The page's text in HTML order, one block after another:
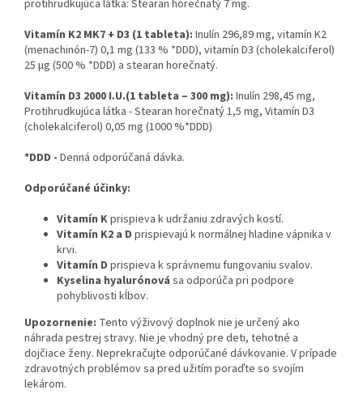
protihrudkujúca látka: Stearan horečnatý 7 mg.
Vitamín K2 MK7 + D3 (1 tableta): Inulín 296,89 mg, vitamín K2
(menachinón-7) 0,1 mg (133 % *DDD), vitamín D3 (cholekalciferol)
25 μg (500 % *DDD) a stearan horečnatý.
Vitamín D3 2000 I.U.(1 tableta – 300 mg): Inulín 298,45 mg,
Protihrudkujúca látka - Stearan horečnatý 1,5 mg, Vitamín D3
(cholekalciferol) 0,05 mg (1000 %*DDD)
*DDD - Denná odporúčaná dávka.
Odporúčané účinky:
Vitamín Kprispieva k udržaniu zdravých kostí.
Vitamín K2 a D prispievajú k normálnej hladine vápnika v
krvi.
Vitamín D prispieva k správnemu fungovaniu svalov.
Kyselina hyalurónová sa odporúča pri podpore
pohyblivosti kĺbov.
Upozornenie: Tento výživový doplnok nie je určený ako
náhrada pestrej stravy. Nie je vhodný pre deti, tehotné a
dojčiace ženy. Neprekračujte odporúčané dávkovanie. V prípade
zdravotných problémov sa pred užitím poraďte so svojím
lekárom.